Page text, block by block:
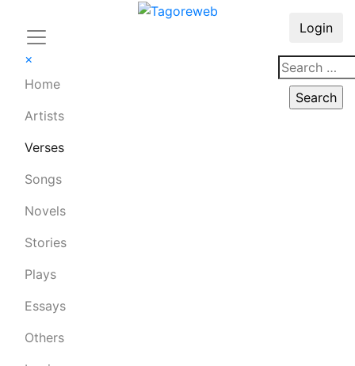
×
Home
Artists
Verses
Songs
Novels
Stories
Plays
Essays
Others
Login